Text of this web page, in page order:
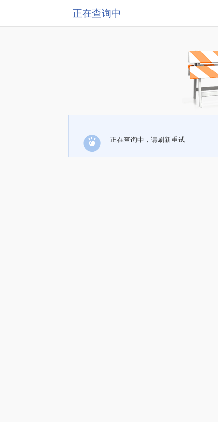
正在查询中
正在查询中，请刷新重试